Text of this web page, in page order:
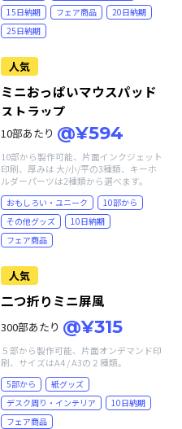
15日納期
フェア商品
20日納期
25日納期
人気
ミニおっぱいマウスパッド
ストラップ
10部あたり @¥594
10部から製作可能、片面インクジェット
印刷、厚みは 大/小/平の3種類、キーホ
ルダーパーツは2種類から選べます。
おもしろい・ユニーク
10部から
その他グッズ
10日納期
フェア商品
人気
二つ折りミニ屏風
300部あたり @¥315
５部から製作可能、片面オンデマンド印
刷、サイズはA4 / A3の２種類。
5部から
紙グッズ
デスク周り・インテリア
10日納期
フェア商品